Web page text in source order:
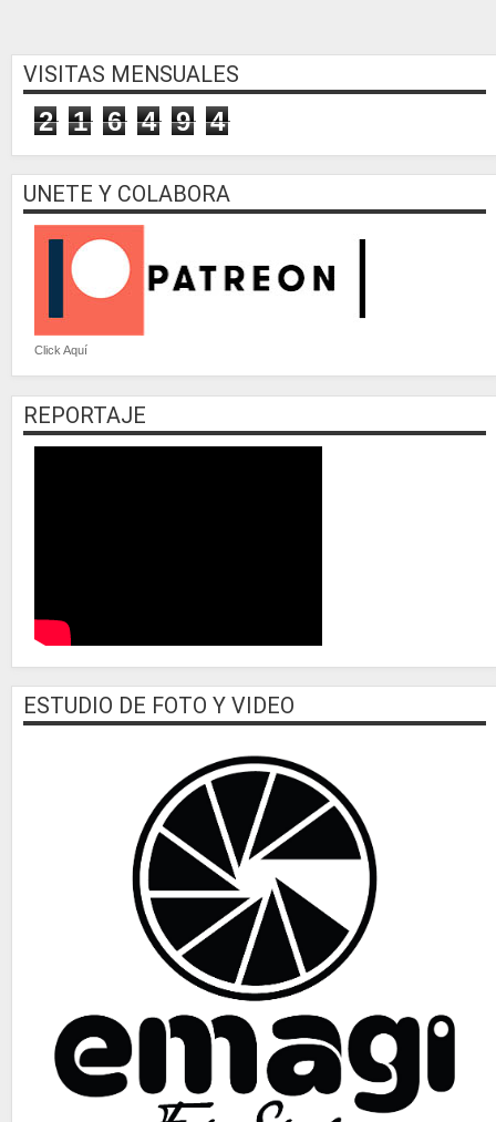
VISITAS MENSUALES
2 1 6 4 9 4
UNETE Y COLABORA
Click Aquí
REPORTAJE
ESTUDIO DE FOTO Y VIDEO